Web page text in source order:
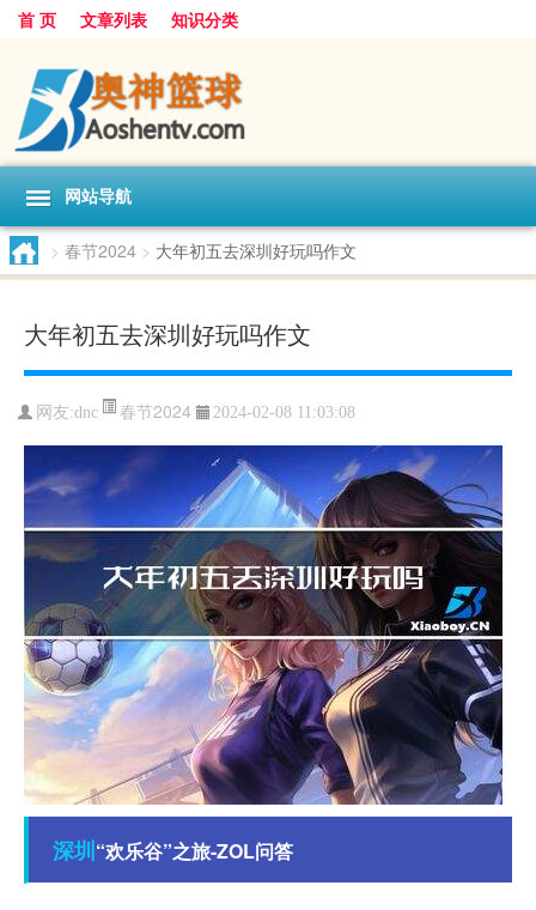
首 页 文章列表 知识分类
网站导航
> 春节2024 > 大年初五去深圳好玩吗作文
大年初五去深圳好玩吗作文
网友:dnc 春节2024 2024-02-08 11:03:08
深圳“欢乐谷”之旅-ZOL问答